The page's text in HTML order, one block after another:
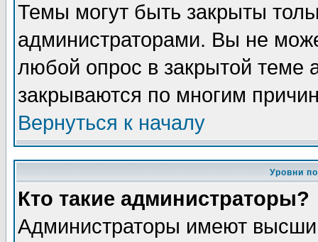
Темы могут быть закрыты
администраторами. Вы не
любой опрос в закрытой теме
закрываются по многим
Вернуться к началу
Уровни
Кто такие администраторы?
Администраторы имеют